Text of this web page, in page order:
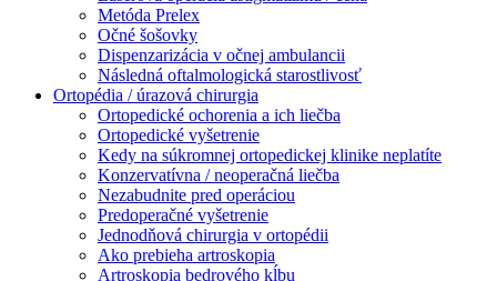
Metóda Prelex
Očné šošovky
Dispenzarizácia v očnej ambulancii
Následná oftalmologická starostlivosť
Ortopédia / úrazová chirurgia
Ortopedické ochorenia a ich liečba
Ortopedické vyšetrenie
Kedy na súkromnej ortopedickej klinike neplatíte
Konzervatívna / neoperačná liečba
Nezabudnite pred operáciou
Predoperačné vyšetrenie
Jednodňová chirurgia v ortopédii
Ako prebieha artroskopia
Artroskopia bedrového kĺbu